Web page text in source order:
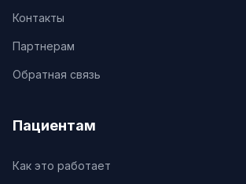
Контакты
Партнерам
Обратная связь
Пациентам
Как это работает